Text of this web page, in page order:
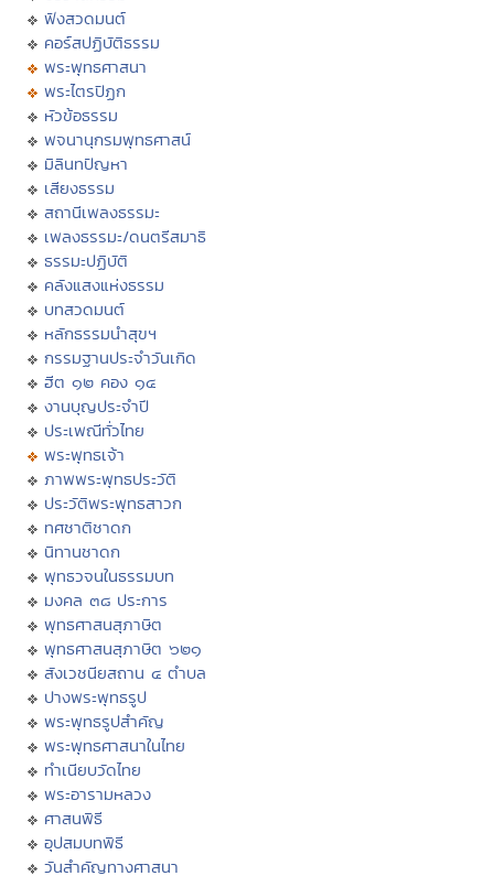
ฟังสวดมนต์
คอร์สปฏิบัติธรรม
พระพุทธศาสนา
พระไตรปิฏก
หัวข้อธรรม
พจนานุกรมพุทธศาสน์
มิลินทปัญหา
เสียงธรรม
สถานีเพลงธรรมะ
เพลงธรรมะ/ดนตรีสมาธิ
ธรรมะปฏิบัติ
คลังแสงแห่งธรรม
บทสวดมนต์
หลักธรรมนำสุขฯ
กรรมฐานประจำวันเกิด
ฮีต ๑๒ คอง ๑๔
งานบุญประจำปี
ประเพณีทั่วไทย
พระพุทธเจ้า
ภาพพระพุทธประวัติ
ประวัติพระพุทธสาวก
ทศชาติชาดก
นิทานชาดก
พุทธวจนในธรรมบท
มงคล ๓๘ ประการ
พุทธศาสนสุภาษิต
พุทธศาสนสุภาษิต ๖๒๑
สังเวชนียสถาน ๔ ตำบล
ปางพระพุทธรูป
พระพุทธรูปสำคัญ
พระพุทธศาสนาในไทย
ทำเนียบวัดไทย
พระอารามหลวง
ศาสนพิธี
อุปสมบทพิธี
วันสำคัญทางศาสนา